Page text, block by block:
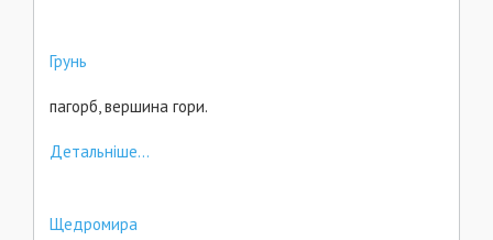
Грунь
пагорб, вершина гори.
Детальніше...
Щедромира